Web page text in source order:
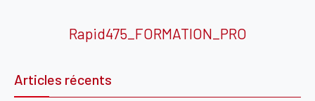
Rapid475_FORMATION_PRO
Articles récents